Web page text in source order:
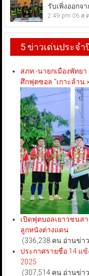
รับเพิ่งออกจ
2:49 pm 06 ส.
5 ข่าวเด่นประจำ
สภท.-นายกเมืองพัทย
ศึกฟุตซอล “เกาะล้าน
เปิดฟุตบอลเยาวชนส
ลูกหนังต่างแดน
(336,238 คน อ่านข่า
ประกาศรายชื่อ 14 แ
2025
(307,514 คน อ่านข่า